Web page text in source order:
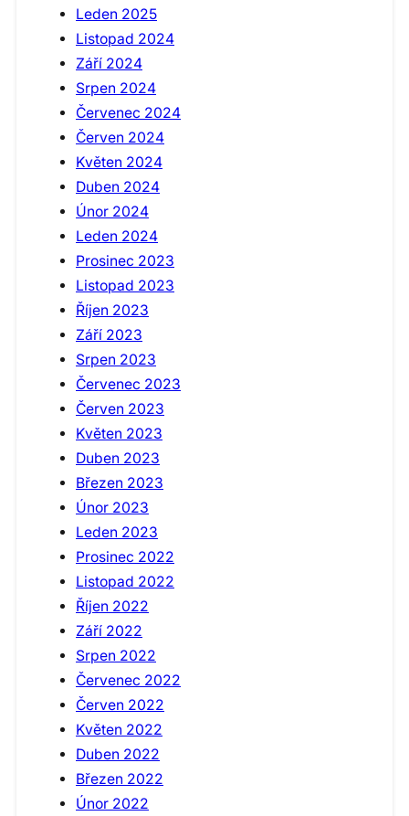
Leden 2025
Listopad 2024
Září 2024
Srpen 2024
Červenec 2024
Červen 2024
Květen 2024
Duben 2024
Únor 2024
Leden 2024
Prosinec 2023
Listopad 2023
Říjen 2023
Září 2023
Srpen 2023
Červenec 2023
Červen 2023
Květen 2023
Duben 2023
Březen 2023
Únor 2023
Leden 2023
Prosinec 2022
Listopad 2022
Říjen 2022
Září 2022
Srpen 2022
Červenec 2022
Červen 2022
Květen 2022
Duben 2022
Březen 2022
Únor 2022